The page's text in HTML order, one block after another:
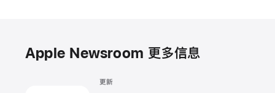
Apple Newsroom 更多信息
更新